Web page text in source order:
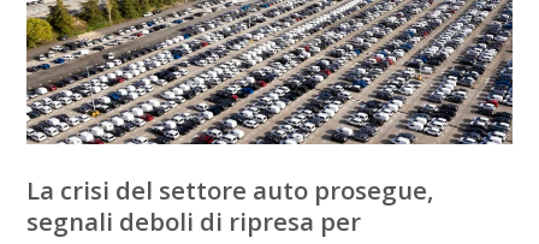
La crisi del settore auto prosegue,
segnali deboli di ripresa per